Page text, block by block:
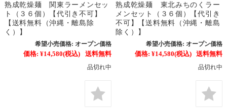
熟成乾燥麺 関東ラーメンセッ
ト（３６個）【代引き不可】
【送料無料（沖縄・離島除
く）】
希望小売価格: オープン価格
価格: ¥14,580(税込)
送料無料
品切れ中
熟成乾燥麺 東北みちのくラー
メンセット（３６個）【代引き
不可】【送料無料（沖縄・離島
除く）】
希望小売価格: オープン価格
価格: ¥14,580(税込)
送料無料
品切れ中